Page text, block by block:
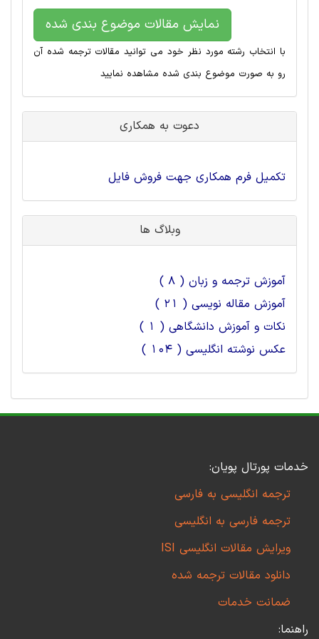
نمایش مقالات موضوع بندی شده
با انتخاب رشته مورد نظر خود می توانید مقالات ترجمه شده آن
رو به صورت موضوع بندی شده مشاهده نمایید
دعوت به همکاری
تکمیل فرم همکاری جهت فروش فایل
وبلاگ ها
آموزش ترجمه و زبان ( 8 )
آموزش مقاله نویسی ( 21 )
نکات و آموزش دانشگاهی ( 1 )
عکس نوشته انگلیسی ( 104 )
خدمات پورتال پویان:
ترجمه انگلیسی به فارسی
ترجمه فارسی به انگلیسی
ویرایش مقالات انگلیسی ISI
دانلود مقالات ترجمه شده
ضمانت خدمات
راهنما: